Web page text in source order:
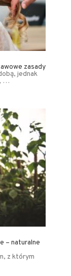
zasady
jednak
…
– naturalne
z którym